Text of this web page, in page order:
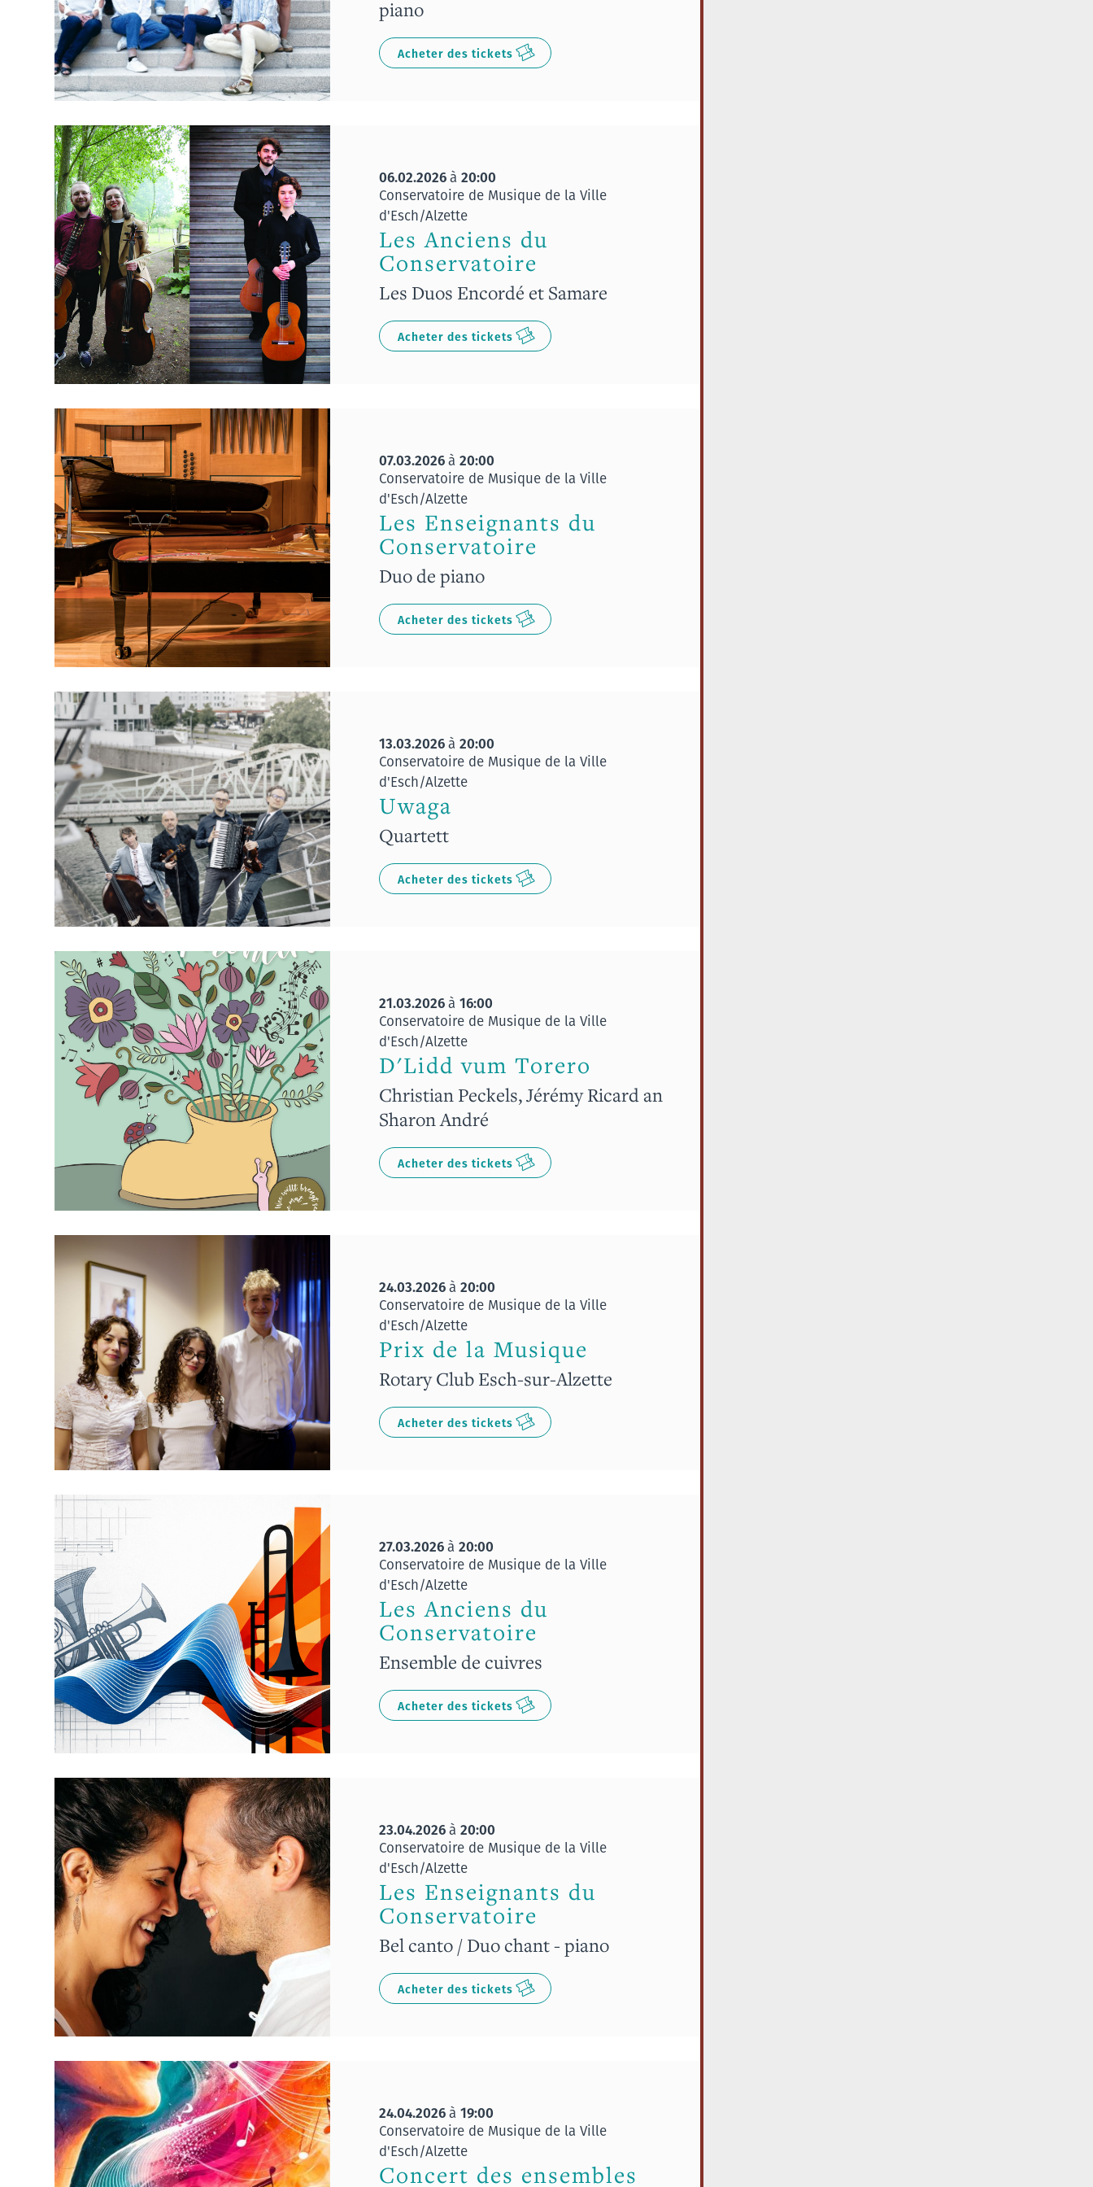
piano
Acheter des tickets
06.02.2026à 20:00
Conservatoire de Musique de la Ville
d'Esch/Alzette
Les Anciens du
Conservatoire
Les Duos Encordé et Samare
Acheter des tickets
07.03.2026à 20:00
Conservatoire de Musique de la Ville
d'Esch/Alzette
Les Enseignants du
Conservatoire
Duo de piano
Acheter des tickets
13.03.2026à 20:00
Conservatoire de Musique de la Ville
d'Esch/Alzette
Uwaga
Quartett
Acheter des tickets
21.03.2026à 16:00
Conservatoire de Musique de la Ville
d'Esch/Alzette
D'Lidd vum Torero
Christian Peckels, Jérémy Ricard an
Sharon André
Acheter des tickets
24.03.2026à 20:00
Conservatoire de Musique de la Ville
d'Esch/Alzette
Prix de la Musique
Rotary Club Esch-sur-Alzette
Acheter des tickets
27.03.2026à 20:00
Conservatoire de Musique de la Ville
d'Esch/Alzette
Les Anciens du
Conservatoire
Ensemble de cuivres
Acheter des tickets
23.04.2026à 20:00
Conservatoire de Musique de la Ville
d'Esch/Alzette
Les Enseignants du
Conservatoire
Bel canto / Duo chant - piano
Acheter des tickets
24.04.2026à 19:00
Conservatoire de Musique de la Ville
d'Esch/Alzette
Concert des ensembles